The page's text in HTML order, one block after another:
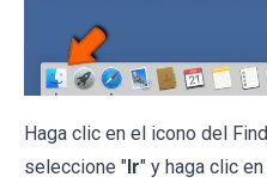
Haga clic en el icono del
seleccione " Ir" y haga clic en